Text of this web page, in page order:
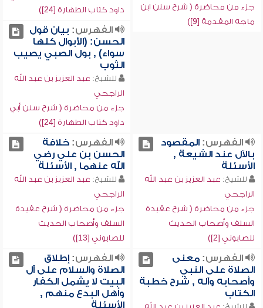
جزء من محاضرة ( شرح سنن ابن
ماجه المقدمة [9])
داود كتاب الطهارة [24])
الفهرس: بيان قول
الحسن: (الأبوال كلها
سواء) , بول الصبي يصيب
الثوب
للشيخ: عبد العزيز بن عبد الله
الراجحي
جزء من محاضرة ( شرح سنن أبي
داود كتاب الطهارة [24])
الفهرس:المقصود
بالآل عند الشيعة ,
الأسئلة
للشيخ: عبد العزيز بن عبد الله
الراجحي
جزء من محاضرة ( شرح عقيدة
السلف وأصحاب الحديث
للصابوني [2])
الفهرس:خلافة
الحسن بن علي رضي
الله عنهما , الأسئلة
للشيخ: عبد العزيز بن عبد الله
الراجحي
جزء من محاضرة ( شرح عقيدة
السلف وأصحاب الحديث
للصابوني [13])
الفهرس:معنى
الصلاة على النبي
وأصحابه وآله , شرح خطبة
الكتاب
الفهرس:إطلاق
الصلاة والسلام على آل
البيت لا يشمل الكفار
وأهل البدع منهم ,
الأسئلة